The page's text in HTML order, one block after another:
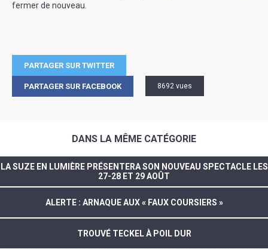
fermer de nouveau.
PARTAGER SUR TWITTER
PARTAGER SUR FACEBOOK 8692 vues
DANS LA MÊME CATÉGORIE
LA SUZE EN LUMIÈRE PRÉSENTERA SON NOUVEAU SPECTACLE LES
27-28 ET 29 AOÛT
ALERTE : ARNAQUE AUX « FAUX COURSIERS »
TROUVÉ TECKEL À POIL DUR